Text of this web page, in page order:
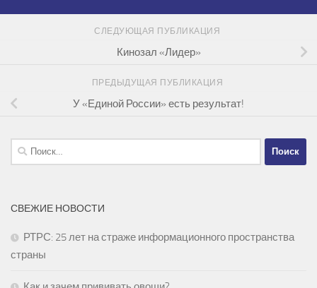
СЛЕДУЮЩАЯ ПУБЛИКАЦИЯ
Кинозал «Лидер»
ПРЕДЫДУЩАЯ ПУБЛИКАЦИЯ
У «Единой России» есть результат!
Найти:
СВЕЖИЕ НОВОСТИ
РТРС: 25 лет на страже информационного пространства
страны